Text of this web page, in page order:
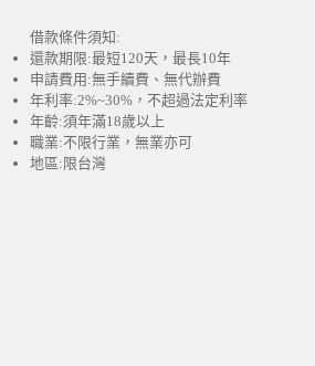
借款條件須知:
還款期限:最短120天，最長10年
申請費用:無手續費、無代辦費
年利率:2%~30%，不超過法定利率
年齡:須年滿18歲以上
職業:不限行業，無業亦可
地區:限台灣